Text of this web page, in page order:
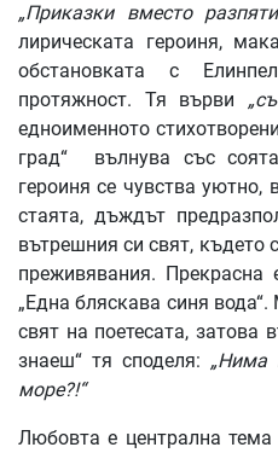
„Приказки вместо
лирическата героиня,
обстановката с
протяжност. Тя върви
едноименното
град“ вълнува със
героиня се чувства
стаята, дъждът
вътрешния си свят, където
преживявания. Прекрасна
„Една бляскава синя
свят на поетесата, затова
знаеш“ тя споделя: „Нима
море?!“
Любовта е централна тема